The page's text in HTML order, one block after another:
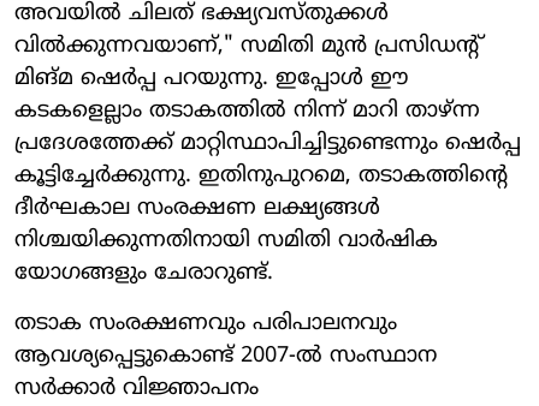
അവയിൽ ചിലത് ഭക്ഷ്യവസ്തുക്കൾ
വിൽക്കുന്നവയാണ്," സമിതി മുൻ പ്രസിഡന്റ്
മിങ്‌മ ഷെർപ്പ പറയുന്നു. ഇപ്പോൾ ഈ
കടകളെല്ലാം തടാകത്തിൽ നിന്ന് മാറി താഴ്ന്ന
പ്രദേശത്തേക്ക് മാറ്റിസ്ഥാപിച്ചിട്ടുണ്ടെന്നും ഷെർപ്പ
കൂട്ടിച്ചേർക്കുന്നു. ഇതിനുപുറമെ, തടാകത്തിന്റെ
ദീർഘകാല സംരക്ഷണ ലക്ഷ്യങ്ങൾ
നിശ്ചയിക്കുന്നതിനായി സമിതി വാർഷിക
യോഗങ്ങളും ചേരാറുണ്ട്.
തടാക സംരക്ഷണവും പരിപാലനവും
ആവശ്യപ്പെട്ടുകൊണ്ട് 2007-ൽ സംസ്ഥാന
സർക്കാർ വിജ്ഞാപനം